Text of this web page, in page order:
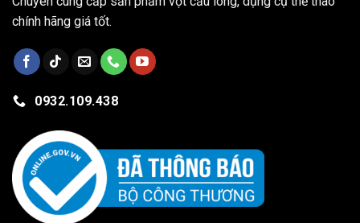
chính hãng giá tốt.
0932.109.438